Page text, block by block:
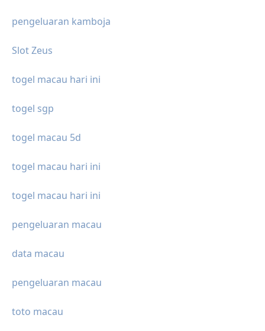
pengeluaran kamboja
Slot Zeus
togel macau hari ini
togel sgp
togel macau 5d
togel macau hari ini
togel macau hari ini
pengeluaran macau
data macau
pengeluaran macau
toto macau